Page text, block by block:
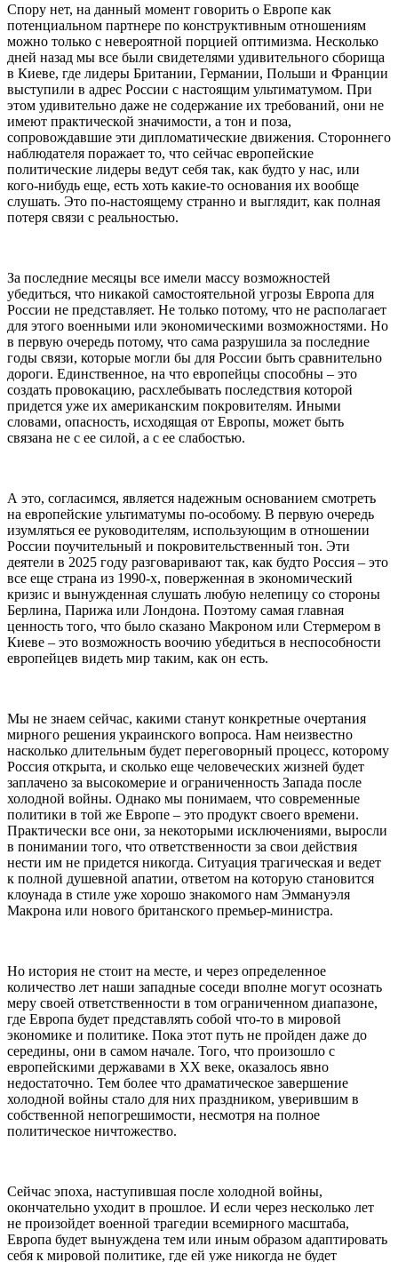
Спору нет, на данный момент говорить о Европе как
потенциальном партнере по конструктивным отношениям
можно только с невероятной порцией оптимизма. Несколько
дней назад мы все были свидетелями удивительного сборища
в Киеве, где лидеры Британии, Германии, Польши и Франции
выступили в адрес России с настоящим ультиматумом. При
этом удивительно даже не содержание их требований, они не
имеют практической значимости, а тон и поза,
сопровождавшие эти дипломатические движения. Стороннего
наблюдателя поражает то, что сейчас европейские
политические лидеры ведут себя так, как будто у нас, или
кого-нибудь еще, есть хоть какие-то основания их вообще
слушать. Это по-настоящему странно и выглядит, как полная
потеря связи с реальностью.
За последние месяцы все имели массу возможностей
убедиться, что никакой самостоятельной угрозы Европа для
России не представляет. Не только потому, что не располагает
для этого военными или экономическими возможностями. Но
в первую очередь потому, что сама разрушила за последние
годы связи, которые могли бы для России быть сравнительно
дороги. Единственное, на что европейцы способны – это
создать провокацию, расхлебывать последствия которой
придется уже их американским покровителям. Иными
словами, опасность, исходящая от Европы, может быть
связана не с ее силой, а с ее слабостью.
А это, согласимся, является надежным основанием смотреть
на европейские ультиматумы по-особому. В первую очередь
изумляться ее руководителям, использующим в отношении
России поучительный и покровительственный тон. Эти
деятели в 2025 году разговаривают так, как будто Россия – это
все еще страна из 1990-х, поверженная в экономический
кризис и вынужденная слушать любую нелепицу со стороны
Берлина, Парижа или Лондона. Поэтому самая главная
ценность того, что было сказано Макроном или Стермером в
Киеве – это возможность воочию убедиться в неспособности
европейцев видеть мир таким, как он есть.
Мы не знаем сейчас, какими станут конкретные очертания
мирного решения украинского вопроса. Нам неизвестно
насколько длительным будет переговорный процесс, которому
Россия открыта, и сколько еще человеческих жизней будет
заплачено за высокомерие и ограниченность Запада после
холодной войны. Однако мы понимаем, что современные
политики в той же Европе – это продукт своего времени.
Практически все они, за некоторыми исключениями, выросли
в понимании того, что ответственности за свои действия
нести им не придется никогда. Ситуация трагическая и ведет
к полной душевной апатии, ответом на которую становится
клоунада в стиле уже хорошо знакомого нам Эммануэля
Макрона или нового британского премьер-министра.
Но история не стоит на месте, и через определенное
количество лет наши западные соседи вполне могут осознать
меру своей ответственности в том ограниченном диапазоне,
где Европа будет представлять собой что-то в мировой
экономике и политике. Пока этот путь не пройден даже до
середины, они в самом начале. Того, что произошло с
европейскими державами в XX веке, оказалось явно
недостаточно. Тем более что драматическое завершение
холодной войны стало для них праздником, уверившим в
собственной непогрешимости, несмотря на полное
политическое ничтожество.
Сейчас эпоха, наступившая после холодной войны,
окончательно уходит в прошлое. И если через несколько лет
не произойдет военной трагедии всемирного масштаба,
Европа будет вынуждена тем или иным образом адаптировать
себя к мировой политике, где ей уже никогда не будет